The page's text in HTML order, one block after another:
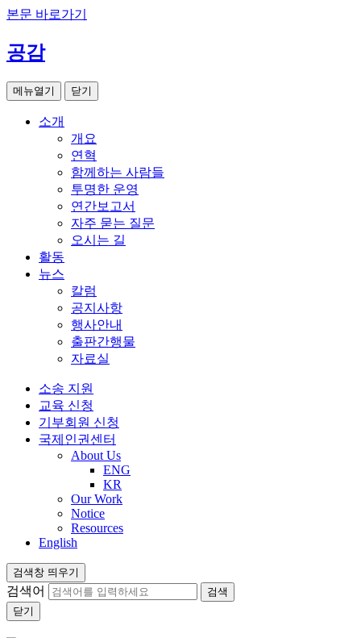
본문 바로가기
공감
메뉴열기 닫기
소개
개요
연혁
함께하는 사람들
투명한 운영
연간보고서
자주 묻는 질문
오시는 길
활동
뉴스
칼럼
공지사항
행사안내
출판간행물
자료실
소송 지원
교육 신청
기부회원 신청
국제인권센터
About Us
ENG
KR
Our Work
Notice
Resources
English
검색창 띄우기
검색어
닫기